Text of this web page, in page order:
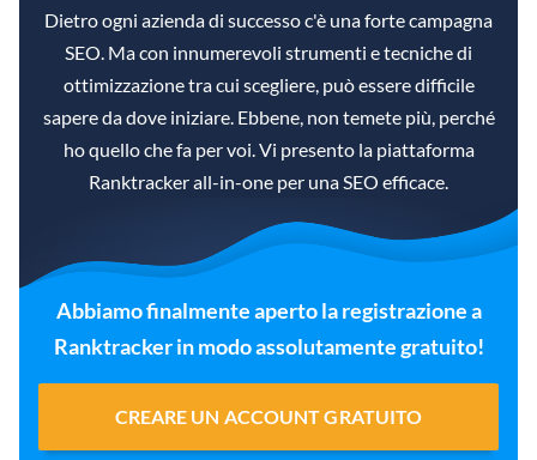
Dietro ogni azienda di successo c'è una forte campagna
SEO. Ma con innumerevoli strumenti e tecniche di
ottimizzazione tra cui scegliere, può essere difficile
sapere da dove iniziare. Ebbene, non temete più, perché
ho quello che fa per voi. Vi presento la piattaforma
Ranktracker all-in-one per una SEO efficace.
Abbiamo finalmente aperto la registrazione a
Ranktracker in modo assolutamente gratuito!
CREARE UN ACCOUNT GRATUITO